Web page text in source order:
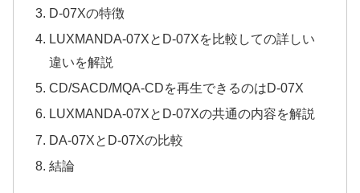
D-07Xの特徴
LUXMANDA-07XとD-07Xを比較しての詳しい
違いを解説
CD/SACD/MQA-CDを再生できるのはD-07X
LUXMANDA-07XとD-07Xの共通の内容を解説
DA-07XとD-07Xの比較
結論